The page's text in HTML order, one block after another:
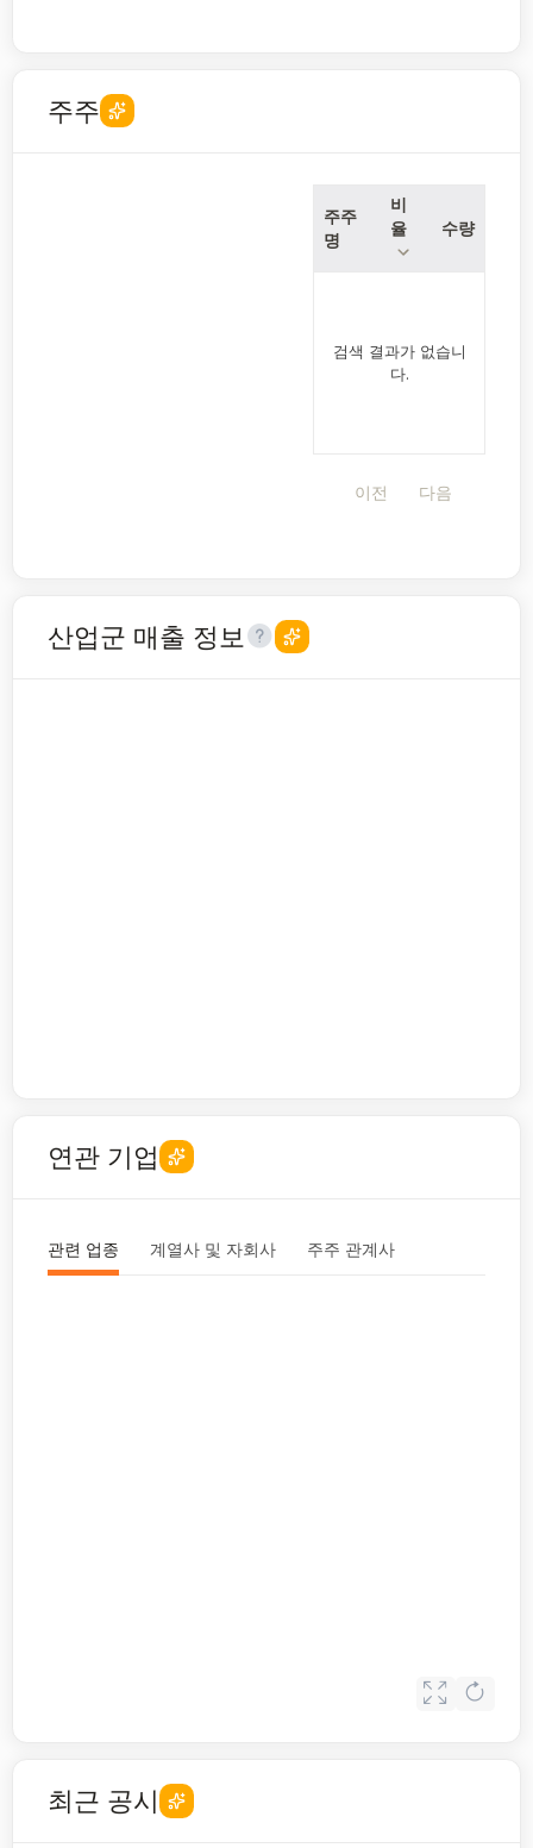
주주
주주
명
비
율
수량
검색 결과가 없습니
다.
이전 다음
산업군 매출 정보
연관 기업
관련 업종 계열사 및 자회사 주주 관계사
최근 공시